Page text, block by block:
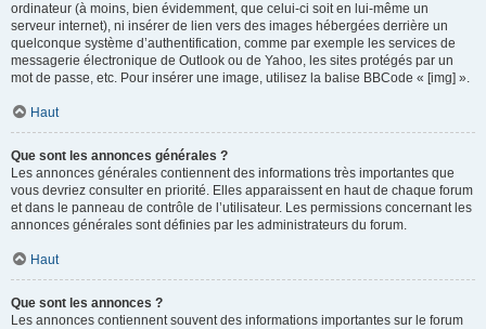
ordinateur (à moins, bien évidemment, que celui-ci soit en lui-même un
serveur internet), ni insérer de lien vers des images hébergées derrière un
quelconque système d’authentification, comme par exemple les services de
messagerie électronique de Outlook ou de Yahoo, les sites protégés par un
mot de passe, etc. Pour insérer une image, utilisez la balise BBCode « [img] ».
Haut
Que sont les annonces générales ?
Les annonces générales contiennent des informations très importantes que
vous devriez consulter en priorité. Elles apparaissent en haut de chaque forum
et dans le panneau de contrôle de l’utilisateur. Les permissions concernant les
annonces générales sont définies par les administrateurs du forum.
Haut
Que sont les annonces ?
Les annonces contiennent souvent des informations importantes sur le forum